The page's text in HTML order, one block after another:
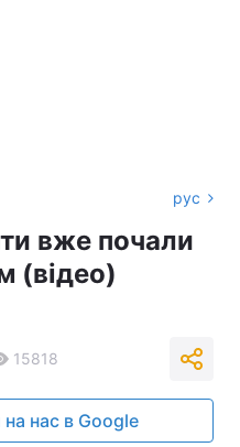
рус
вже почали
(відео)
15818
на нас в Google